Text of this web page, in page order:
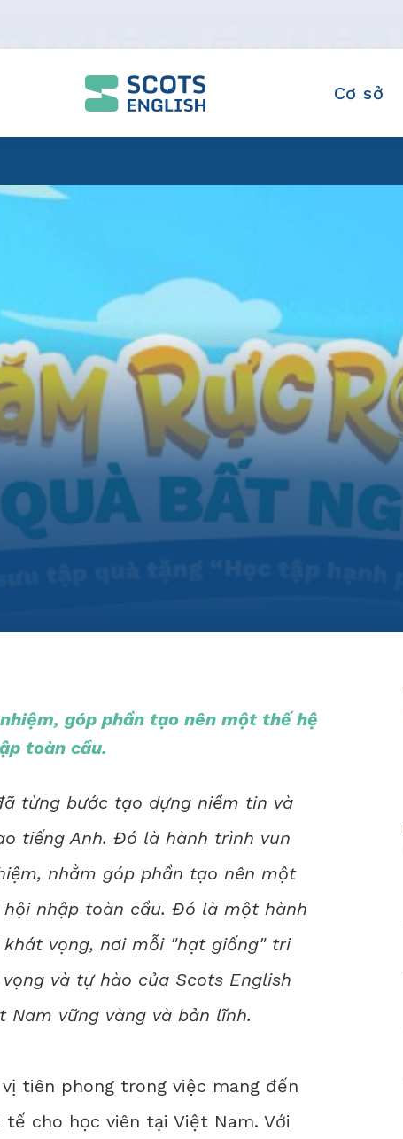
Cơ sở
tự hào đồng
tri thức toàn
góp phần tạo nên một thế hệ
toàn cầu.
từng bước tạo dựng niềm tin và
tiếng Anh. Đó là hành trình vun
nhằm góp phần tạo nên một
nhập toàn cầu. Đó là một hành
vọng, nơi mỗi "hạt giống" tri
và tự hào của Scots English
vững vàng và bản lĩnh.
tiên phong trong việc mang đến
cho học viên tại Việt Nam. Với